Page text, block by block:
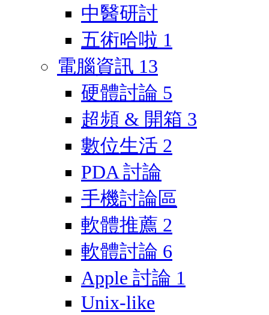
中醫研討
五術哈啦 1
電腦資訊 13
硬體討論 5
超頻 & 開箱 3
數位生活 2
PDA 討論
手機討論區
軟體推薦 2
軟體討論 6
Apple 討論 1
Unix-like